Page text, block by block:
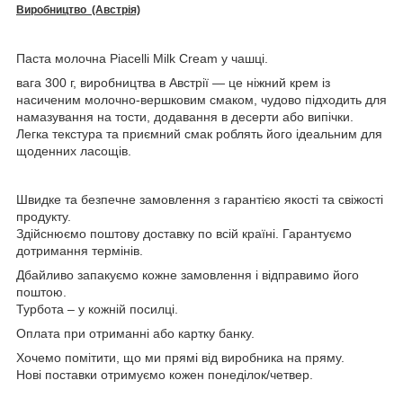
Виробництво (Австрія)
Паста молочна Piacelli Milk Cream у чашці.
вага 300 г, виробництва в Австрії — це ніжний крем із
насиченим молочно-вершковим смаком, чудово підходить для
намазування на тости, додавання в десерти або випічки.
Легка текстура та приємний смак роблять його ідеальним для
щоденних ласощів.
Швидке та безпечне замовлення з гарантією якості та свіжості
продукту.
Здійснюємо поштову доставку по всій країні. Гарантуємо
дотримання термінів.
Дбайливо запакуємо кожне замовлення і відправимо його
поштою.
Турбота – у кожній посилці.
Оплата при отриманні або картку банку.
Хочемо помітити, що ми прямі від виробника на пряму.
Нові поставки отримуємо кожен понеділок/четвер.